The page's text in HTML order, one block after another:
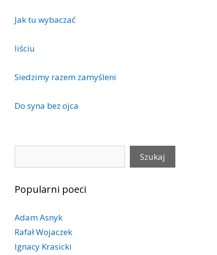
Jak tu wybaczać
liściu
Siedzimy razem zamyśleni
Do syna bez ojca
Szukaj
Popularni poeci
Adam Asnyk
Rafał Wojaczek
Ignacy Krasicki